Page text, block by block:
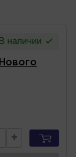
В наличии
+